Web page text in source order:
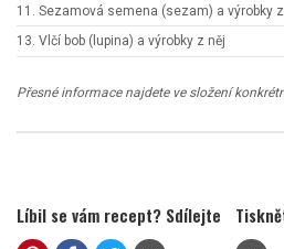
11. Sezamová semena (sezam) a výrobky
13. Vlčí bob (lupina) a výrobky z něj
Přesné informace najdete ve složení
Líbil se vám recept? Sdílejte